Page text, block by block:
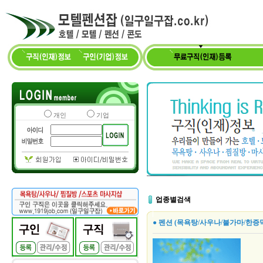
개인 기업
업종별검색
● 펜션 (목욕탕/사우나/불가마/한증